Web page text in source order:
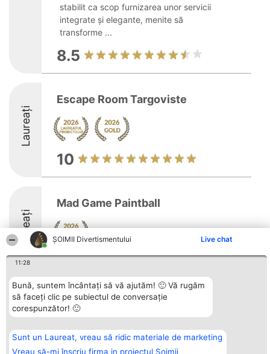
ŞOIMII Divertismentului Live chat
11:28
Bună, suntem încântați să vă ajutăm! 🙂 Vă rugăm
să faceți clic pe subiectul de conversație
corespunzător! 🙂
Sunt un Laureat, vreau să ridic materiale de marketing
Vreau să-mi înscriu firma in proiectul Șoimii
stabilit ca scop furnizarea unor servicii
integrate și elegante, menite să
transforme ...
8.5
Laureați
Escape Room Targoviste
10
Laureați
Mad Game Paintball
8.6
Organizator Ranking
BRIGHT SOLUTIONS BR SRL
Sc. A Et. 4 Ap. 13 Cod 061952
București
CUI 36737675
Laureaților
Reguli
Statut